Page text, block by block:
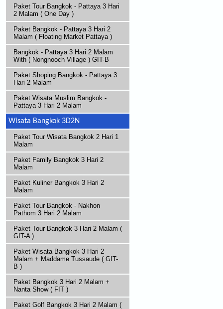
Paket Tour Bangkok - Pattaya 3 Hari
2 Malam ( One Day )
Paket Bangkok - Pattaya 3 Hari 2
Malam ( Floating Market Pattaya )
Bangkok - Pattaya 3 Hari 2 Malam
With ( Nongnooch Village ) GIT-B
Paket Shoping Bangkok - Pattaya 3
Hari 2 Malam
Paket Wisata Muslim Bangkok -
Pattaya 3 Hari 2 Malam
Wisata Bangkok 3D2N
Paket Tour Wisata Bangkok 2 Hari 1
Malam
Paket Family Bangkok 3 Hari 2
Malam
Paket Kuliner Bangkok 3 Hari 2
Malam
Paket Tour Bangkok - Nakhon
Pathom 3 Hari 2 Malam
Paket Tour Bangkok 3 Hari 2 Malam (
GIT-A )
Paket Wisata Bangkok 3 Hari 2
Malam + Maddame Tussaude ( GIT-
B )
Paket Bangkok 3 Hari 2 Malam +
Nanta Show ( FIT )
Paket Golf Bangkok 3 Hari 2 Malam (